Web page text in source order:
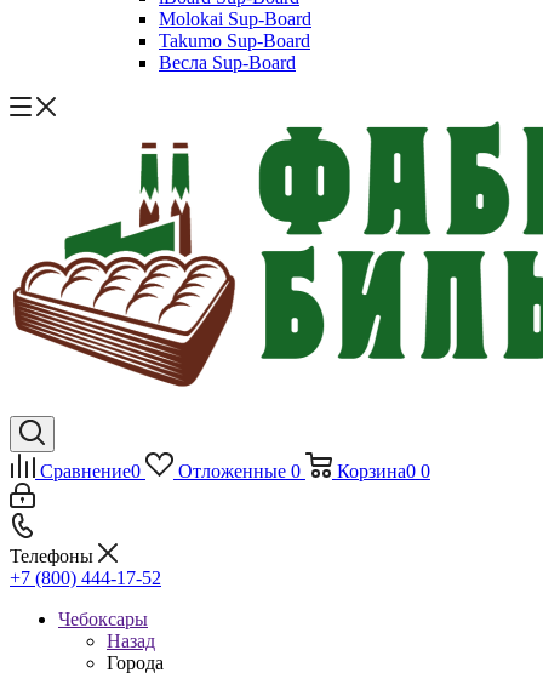
Molokai Sup-Board
Takumo Sup-Board
Весла Sup-Board
Сравнение0 Отложенные 0 Корзина0 0
Телефоны
+7 (800) 444-17-52
Чебоксары
Назад
Города